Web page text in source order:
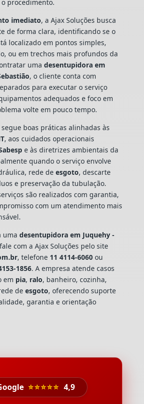
procedimento.
imediato, a Ajax Soluções busca
de forma clara, identificando se o
localizado em pontos simples,
ou em trechos mais profundos da
uma desentupidora em
, o cliente conta com
para executar o serviço
adequados e foco em
volte em pouco tempo.
segue boas práticas alinhadas às
, aos cuidados operacionais
e às diretrizes ambientais da
quando o serviço envolve
rede de esgoto, descarte
e preservação da tubulação.
são realizados com garantia,
com um atendimento mais
uma desentupidora em Juquehy -
com a Ajax Soluções pelo site
, telefone 11 4114-6060ou
1856. A empresa atende casos
em pia, ralo, banheiro, cozinha,
de esgoto, oferecendo suporte
garantia e orientação
⭐⭐⭐⭐⭐ 4,9